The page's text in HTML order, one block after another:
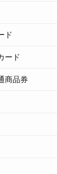
ド
ード
商品券